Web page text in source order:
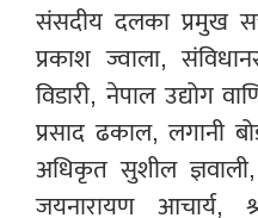
संसदीय दलका प्रमुख
प्रकाश ज्वाला,
विडारी, नेपाल उद्योग
प्रसाद ढकाल, लगानी
अधिकृत सुशील
जयनारायण आचार्य,